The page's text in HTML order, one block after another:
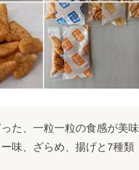
た、一粒一粒の食感が美味
味、ざらめ、揚げと7種類